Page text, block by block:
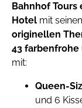
Bahnhof
Hotel mit
originellen
43
mit:
Queen-
und 6